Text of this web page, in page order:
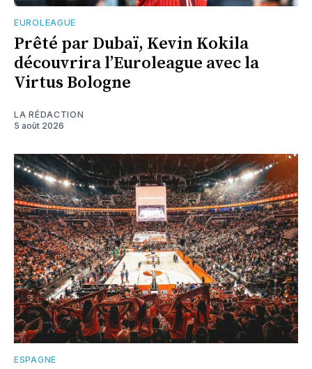
EUROLEAGUE
Prêté par Dubaï, Kevin Kokila
découvrira l’Euroleague avec la
Virtus Bologne
LA RÉDACTION
5 août 2026
ESPAGNE